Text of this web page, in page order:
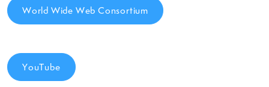
World Wide Web Consortium
YouTube